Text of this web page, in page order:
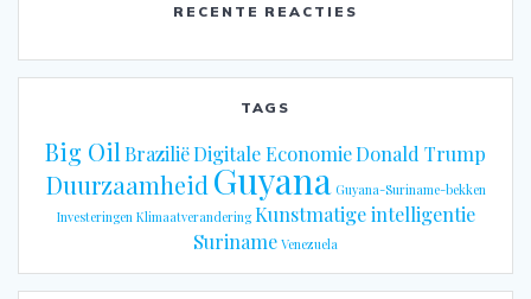
RECENTE REACTIES
TAGS
Big Oil BraziliëDigitale EconomieDonald Trump
Duurzaamheid Guyana Guyana-Suriname-bekken
Investeringen Klimaatverandering Kunstmatige intelligentie
Suriname Venezuela